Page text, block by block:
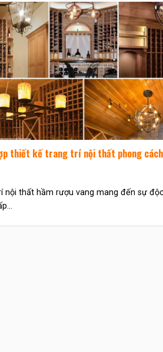
thiết kế trang trí nội thất phong
nội thất hầm rượu vang mang đến sự